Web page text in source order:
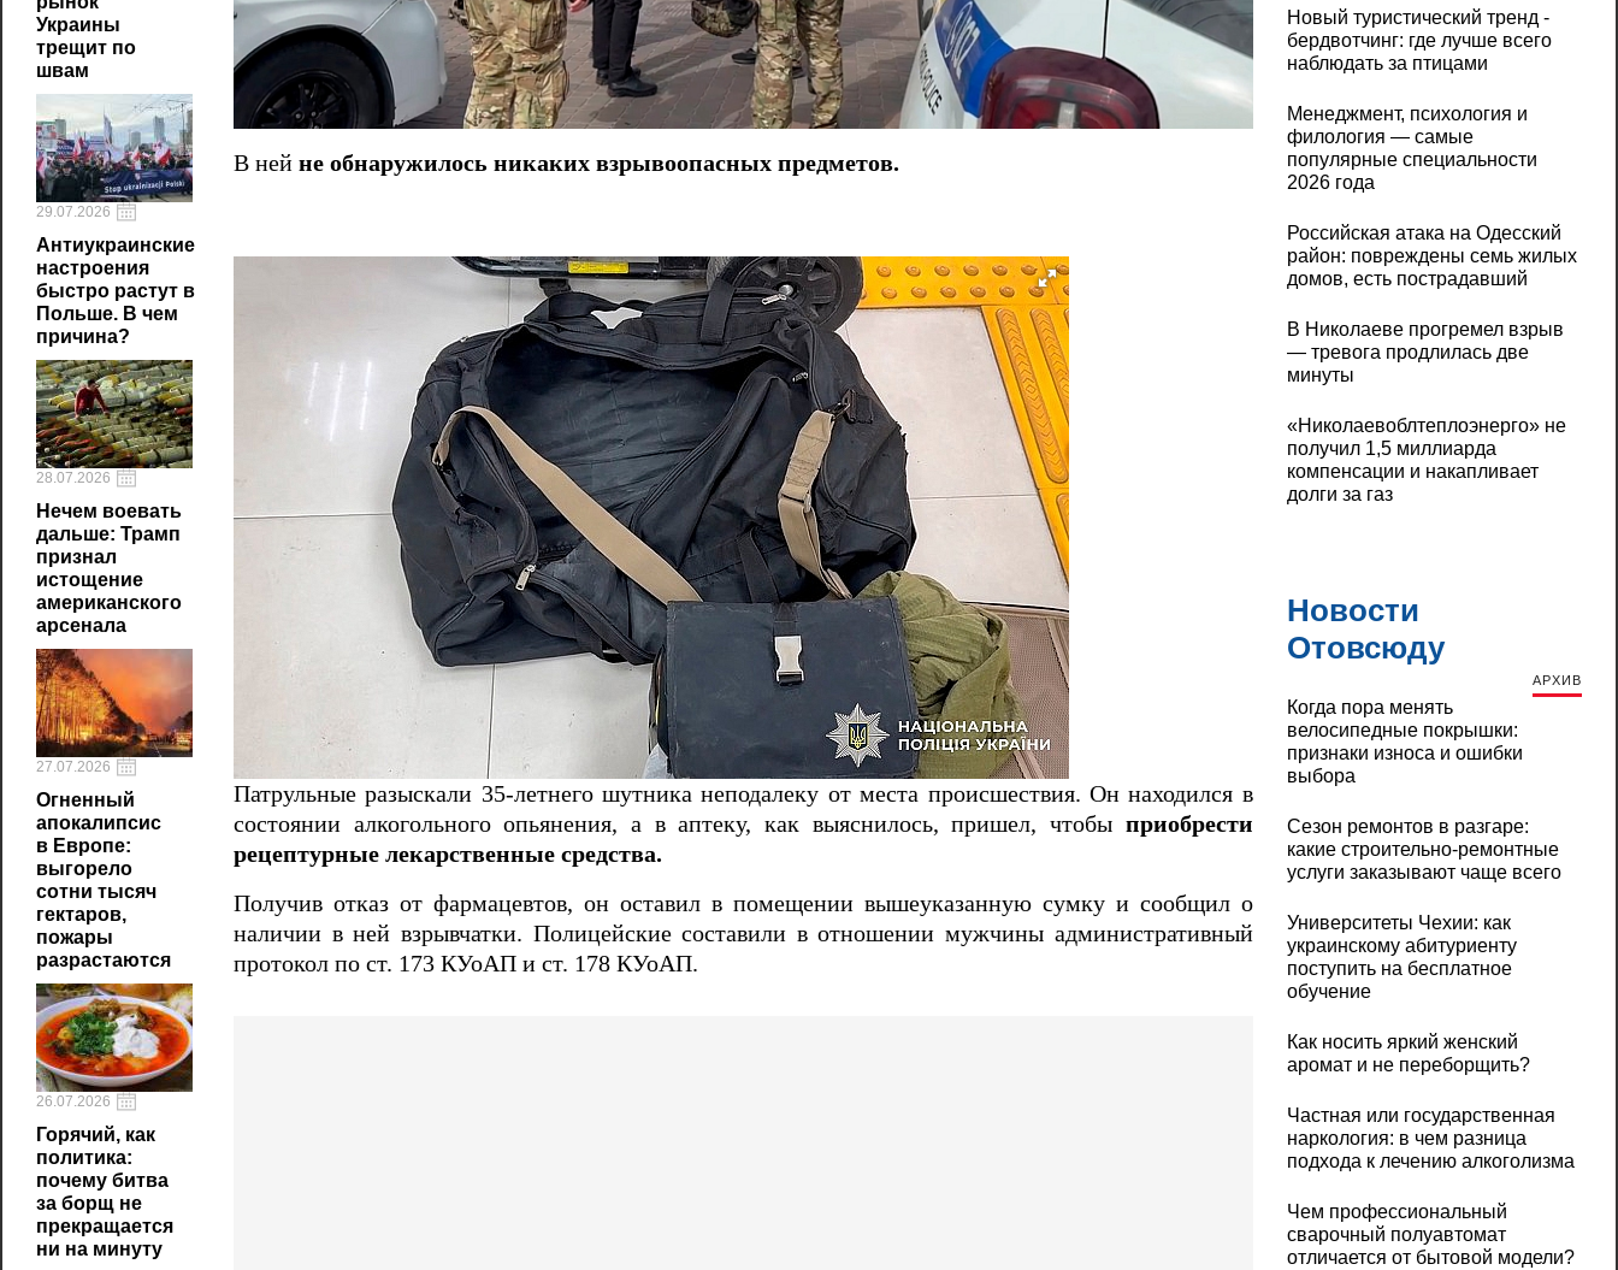
Украины
трещит по
швам
29.07.2026
Антиукраинские
настроения
быстро растут в
Польше. В чем
причина?
28.07.2026
Нечем воевать
дальше: Трамп
признал
истощение
американского
арсенала
27.07.2026
Огненный
апокалипсис
в Европе:
выгорело
сотни тысяч
гектаров,
пожары
разрастаются
26.07.2026
Горячий, как
политика:
почему битва
за борщ не
прекращается
ни на минуту
В ней не обнаружилось никаких взрывоопасных предметов.
Патрульные разыскали 35-летнего шутника неподалеку от места происшествия. Он находился в
состоянии алкогольного опьянения, а в аптеку, как выяснилось, пришел, чтобы приобрести
рецептурные лекарственные средства.
Получив отказ от фармацевтов, он оставил в помещении вышеуказанную сумку и сообщил о
наличии в ней взрывчатки. Полицейские составили в отношении мужчины административный
протокол по ст. 173 КУоАП и ст. 178 КУоАП.
Новый туристический тренд -
бердвотчинг: где лучше всего
наблюдать за птицами
Менеджмент, психология и
филология — самые
популярные специальности
2026 года
Российская атака на Одесский
район: повреждены семь жилых
домов, есть пострадавший
В Николаеве прогремел взрыв
— тревога продлилась две
минуты
«Николаевоблтеплоэнерго» не
получил 1,5 миллиарда
компенсации и накапливает
долги за газ
Новости
Отовсюду
АРХИВ
Когда пора менять
велосипедные покрышки:
признаки износа и ошибки
выбора
Сезон ремонтов в разгаре:
какие строительно-ремонтные
услуги заказывают чаще всего
Университеты Чехии: как
украинскому абитуриенту
поступить на бесплатное
обучение
Как носить яркий женский
аромат и не переборщить?
Частная или государственная
наркология: в чем разница
подхода к лечению алкоголизма
Чем профессиональный
сварочный полуавтомат
отличается от бытовой модели?